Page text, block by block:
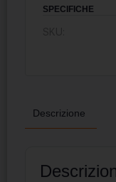
SPECIFICHE
Descrizione